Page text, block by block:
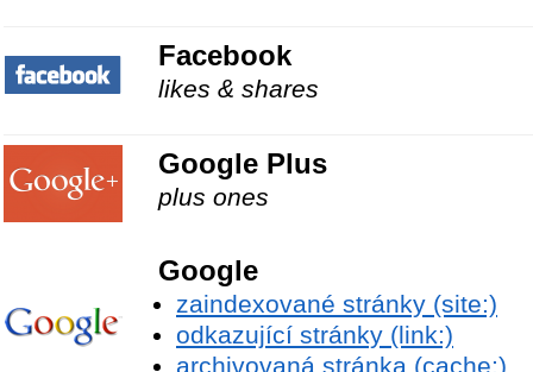
Facebook
likes & shares
Google Plus
plus ones
Google
zaindexované stránky (site:)
odkazující stránky (link:)
archivovaná stránka (cache:)